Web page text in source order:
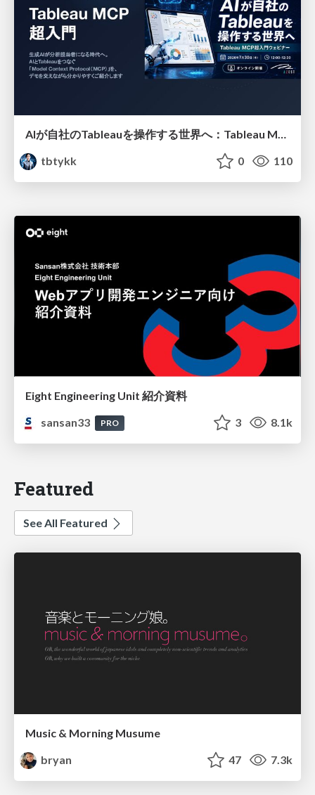
AIが自社のTableauを操作する世界へ：Tableau MCP超入門
tbtykk
0 110
Eight Engineering Unit 紹介資料
sansan33
PRO 3 8.1k
Featured
See All Featured
Music & Morning Musume
bryan
47 7.3k